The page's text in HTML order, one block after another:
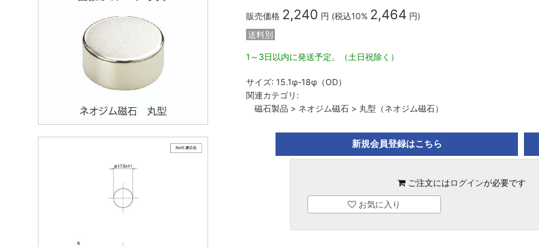
販売価格 2,240 円 (税込10% 2,464 円)
送料別
1～3日以内に発送予定。（土日祝除く）
サイズ: 15.1φ-18φ（OD）
関連カテゴリ:
磁石製品 > ネオジム磁石> 丸型（ネオジム磁石）
新規会員登録はこちら
ご注文にはログインが必要です
お気に入り